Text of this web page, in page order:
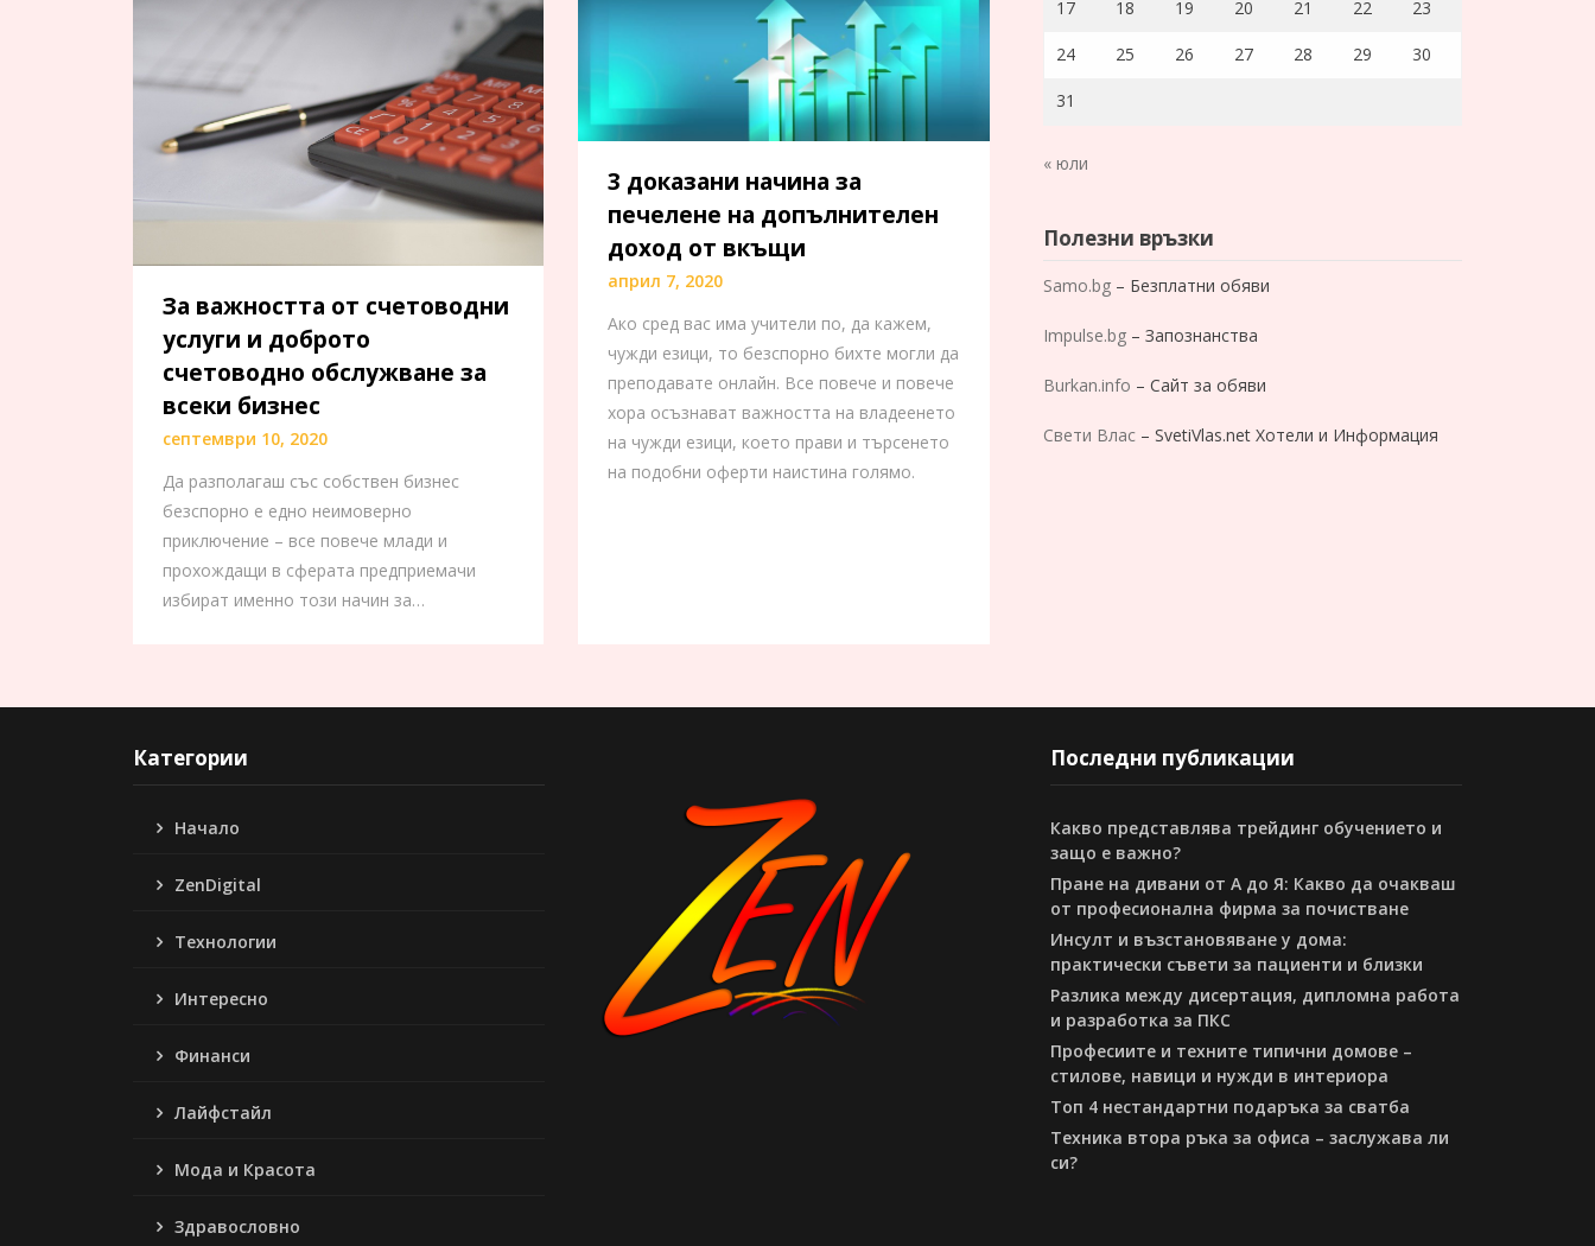
За важността от счетоводни
услуги и доброто
счетоводно обслужване за
всеки бизнес
септември 10, 2020
Да разполагаш със собствен бизнес
безспорно е едно неимоверно
приключение – все повече млади и
прохождащи в сферата предприемачи
избират именно този начин за…
3 доказани начина за
печелене на допълнителен
доход от вкъщи
април 7, 2020
Ако сред вас има учители по, да кажем,
чужди езици, то безспорно бихте могли да
преподавате онлайн. Все повече и повече
хора осъзнават важността на владеенето
на чужди езици, което прави и търсенето
на подобни оферти наистина голямо.
17 18 19 20 21 22 23
24 25 26 27 28 29 30
31
« юли
Полезни връзки
Samo.bg– Безплатни обяви
Impulse.bg– Запознанства
Burkan.info – Сайт за обяви
Свети Влас– SvetiVlas.net Хотели и Информация
Категории
Начало
ZenDigital
Технологии
Интересно
Финанси
Лайфстайл
Мода и Красота
Здравословно
Последни публикации
Какво представлява трейдинг обучението и
защо е важно?
Пране на дивани от А до Я: Какво да очакваш
от професионална фирма за почистване
Инсулт и възстановяване у дома:
практически съвети за пациенти и близки
Разлика между дисертация, дипломна работа
и разработка за ПКС
Професиите и техните типични домове –
стилове, навици и нужди в интериора
Топ 4 нестандартни подаръка за сватба
Техника втора ръка за офиса – заслужава ли
си?